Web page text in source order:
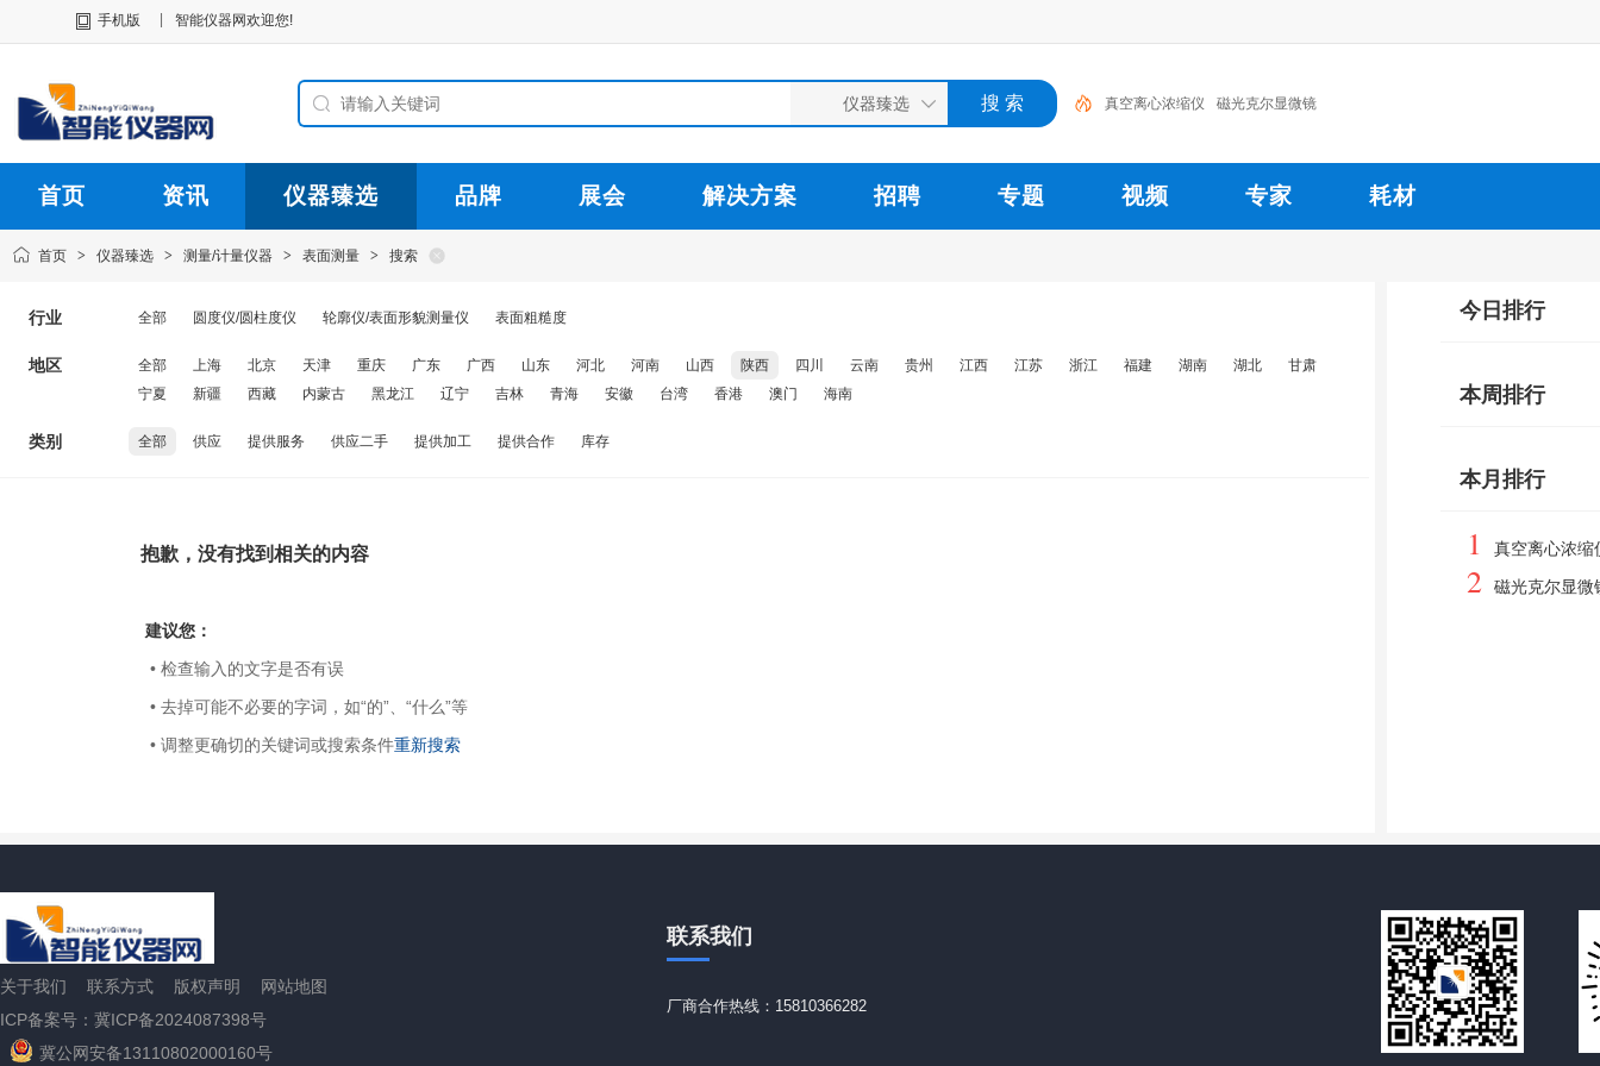
手机版 智能仪器网欢迎您!
真空离心浓缩仪 磁光克尔显微镜
首页 资讯 仪器臻选 品牌 展会 解决方案 招聘 专题 视频 专家 耗材
首页 > 仪器臻选 > 测量/计量仪器 > 表面测量 > 搜索
行业 全部 圆度仪/圆柱度仪 轮廓仪/表面形貌测量仪 表面粗糙度
地区 全部 上海 北京 天津 重庆 广东 广西 山东 河北 河南 山西 陕西 四川 云南 贵州 江西 江苏 浙江 福建 湖南 湖北
甘肃
宁夏
新疆 西藏 内蒙古 黑龙江 辽宁 吉林 青海 安徽 台湾 香港 澳门 海南
类别 全部 供应 提供服务 供应二手 提供加工 提供合作 库存
抱歉，没有找到相关的内容
建议您：
• 检查输入的文字是否有误
• 去掉可能不必要的字词，如“的”、“什么”等
• 调整更确切的关键词或搜索条件重新搜索
今日排行
本周排行
本月排行
1 真空离心浓缩
2 磁光克尔显微
关于我们 联系方式 版权声明
网站地图
ICP备案号：冀ICP备2024087398号
冀公网安备13110802000160号
联系我们
厂商合作热线：15810366282